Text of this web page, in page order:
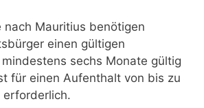
nach Mauritius benötigen
einen gültigen
sechs Monate gültig
für einen Aufenthalt von bis zu
erforderlich.